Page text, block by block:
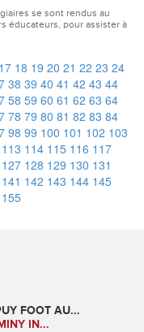
se sont rendus au
éducateurs, pour assister à
17 18 19 20 21 22 23 24
38 39 40 41 42 43 44
58 59 60 61 62 63 64
78 79 80 81 82 83 84
98 99 100 101 102 103
113 114 115 116 117
127 128 129 130 131
141 142 143 144 145
155
FOOT AU...
IN...